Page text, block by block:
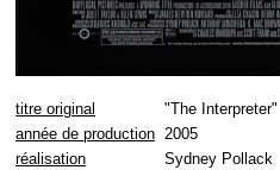
titre original
"The Interpreter"
année de production 2005
réalisation
Sydney Pollack